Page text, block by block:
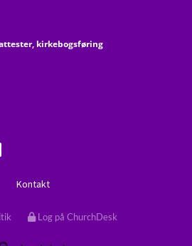
kirkebogsføring
Kontakt
Log på ChurchDesk